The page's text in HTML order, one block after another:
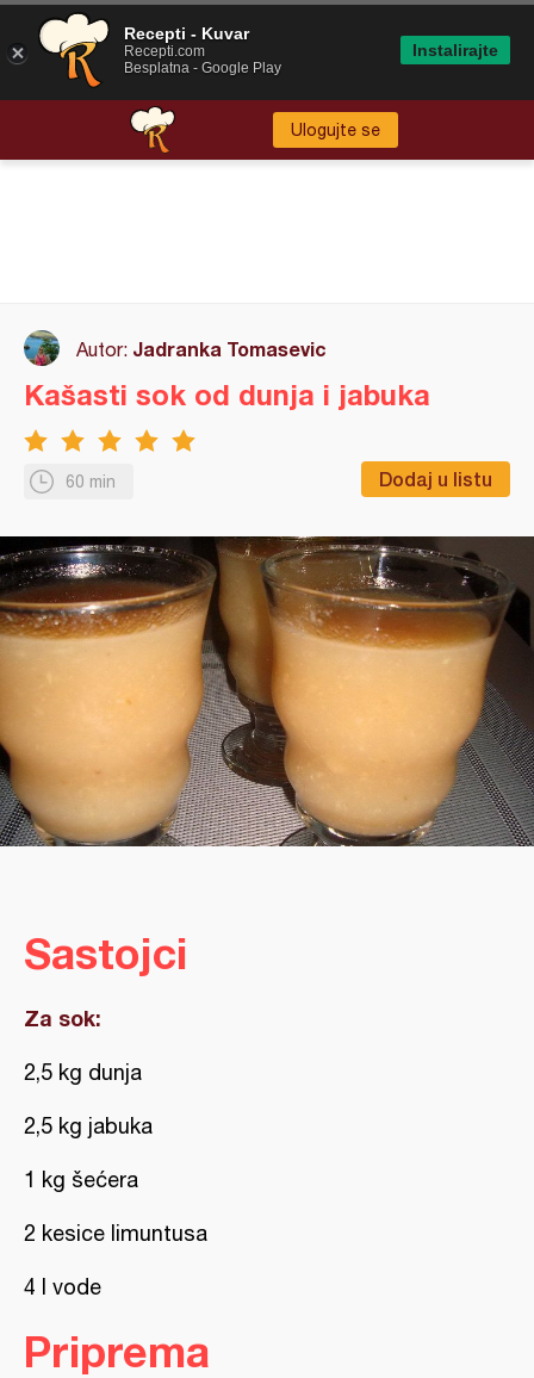
Ulogujte se
Autor: Jadranka Tomasevic
60 min Dodaj u listu
Kašasti sok od dunja i jabuka
Sastojci
Za sok:
2,5 kg dunja
2,5 kg jabuka
1 kg šećera
2 kesice limuntusa
4 l vode
Priprema
Recepti - Kuvar
Recepti.com
Besplatna - Google Play
Instalirajte